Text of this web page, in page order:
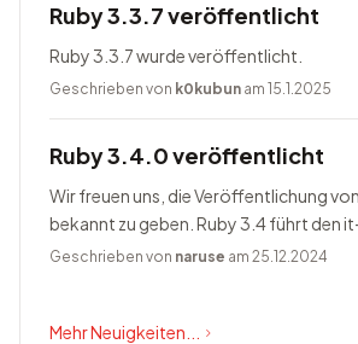
Ruby 3.3.7 veröffentlicht
Ruby 3.3.7 wurde veröffentlicht.
Geschrieben von k0kubun am 15.1.2025
Ruby 3.4.0 veröffentlicht
Wir freuen uns, die Veröffentlichung
bekannt zu geben. Ruby 3.4 führt den
Blockparameter ein, ändert Prism zum
Geschrieben von naruse am 25.12.2024
Mehr Neuigkeiten...